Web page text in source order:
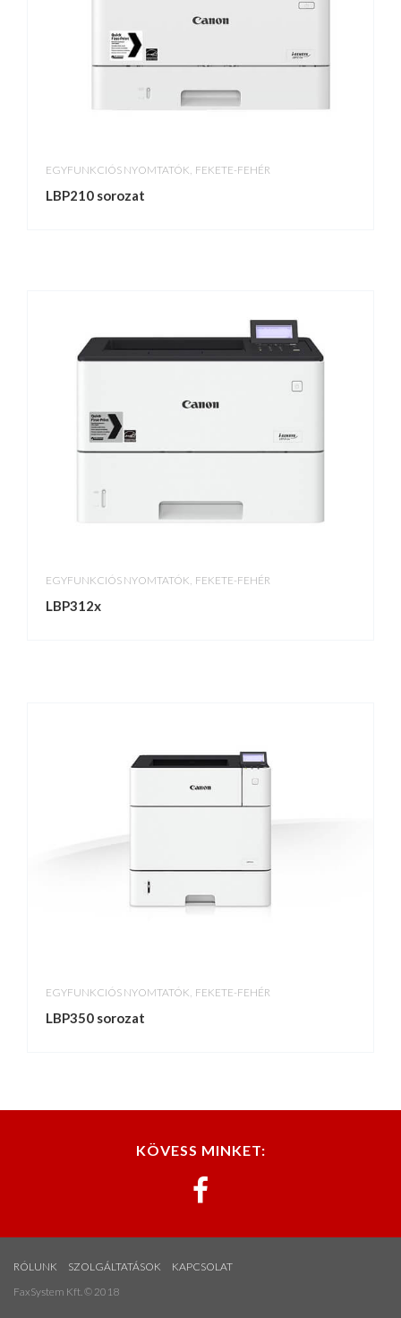
EGYFUNKCIÓS NYOMTATÓK FEKETE-FEHÉR
LBP210 sorozat
EGYFUNKCIÓS NYOMTATÓK FEKETE-FEHÉR
LBP312x
EGYFUNKCIÓS NYOMTATÓK FEKETE-FEHÉR
LBP350 sorozat
KÖVESS MINKET:
RÓLUNK SZOLGÁLTATÁSOK
KAPCSOLAT
FaxSystem Kft. © 2018